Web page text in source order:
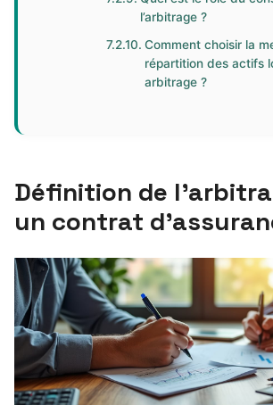
l’arbitrage ?
Comment choisir la
répartition des actifs
arbitrage ?
Définition de
un contrat